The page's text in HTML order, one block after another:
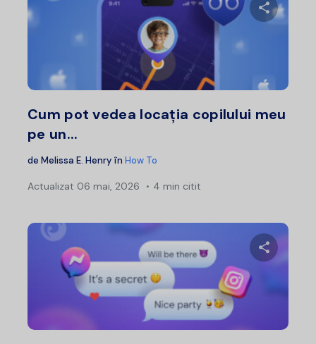
Cum pot vedea locația copilului meu
pe un...
de Melissa E. Henry în How To
Actualizat 06 mai, 2026 4 min citit